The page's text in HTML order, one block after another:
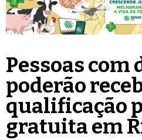
Pessoas
poderão
qualificação
gratuita em